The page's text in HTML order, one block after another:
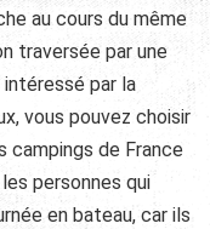
au cours du même
traversée par une
par la
vous pouvez choisir
campings de France
personnes qui
en bateau, car ils